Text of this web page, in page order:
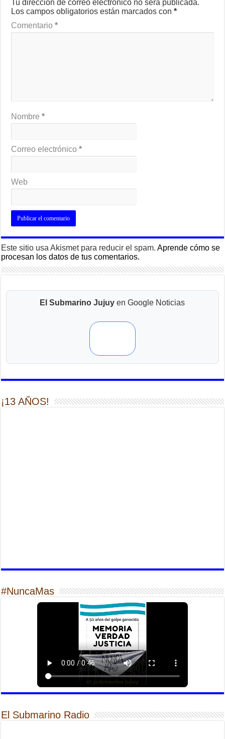
Tu dirección de correo electrónico no será publicada.
Los campos obligatorios están marcados con*
Comentario*
Nombre*
Correo electrónico*
Web
Este sitio usa Akismet para reducir el spam.Aprende cómo se
procesan los datos de tus comentarios.
El Submarino Jujuy en Google Noticias
¡13 AÑOS!
#NuncaMas
El Submarino Radio